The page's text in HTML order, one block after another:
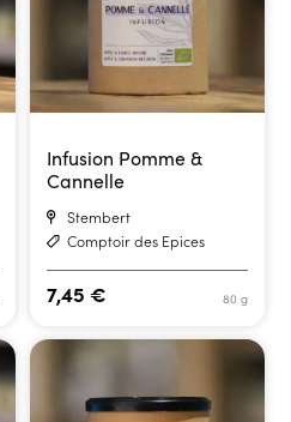
Infusion Pomme &
Cannelle
Stembert
Comptoir des Epices
80 g
7,45 €